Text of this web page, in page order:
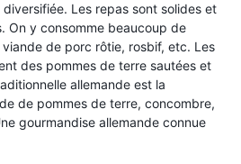
Les repas sont solides et
On y consomme beaucoup de
de porc rôtie, rosbif, etc. Les
des pommes de terre sautées et
allemande est la
de pommes de terre, concombre,
gourmandise allemande connue